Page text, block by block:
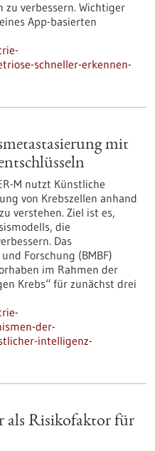
verbessern. Wichtiger
App-basierten
schneller-erkennen-
mit
M nutzt Künstliche
von Krebszellen anhand
verstehen. Ziel ist es,
die
Das
Forschung (BMBF)
im Rahmen der
Krebs“ für zunächst drei
der-
intelligenz-
als Risikofaktor für